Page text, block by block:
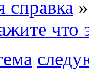
справка »
что